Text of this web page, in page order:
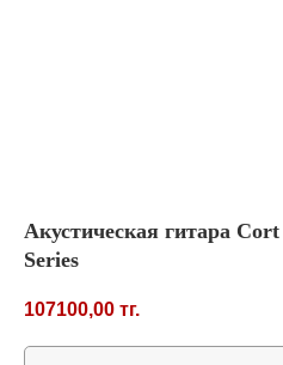
Акустическая гитара
Series
107100,00 тг.